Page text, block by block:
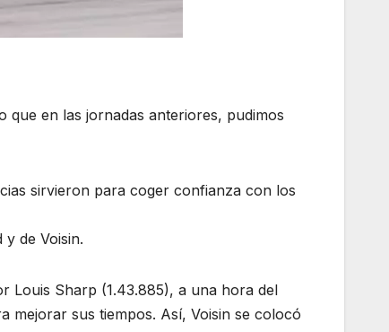
que en las jornadas anteriores, pudimos
sirvieron para coger confianza con los
de Voisin.
Louis Sharp (1.43.885), a una hora del
mejorar sus tiempos. Así, Voisin se colocó